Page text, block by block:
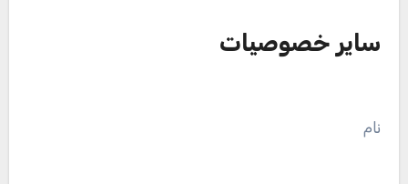
سایر خصوصیات
نام